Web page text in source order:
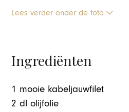
Lees verder onder de foto
Ingrediënten
1 mooie kabeljauwfilet
2 dl olijfolie